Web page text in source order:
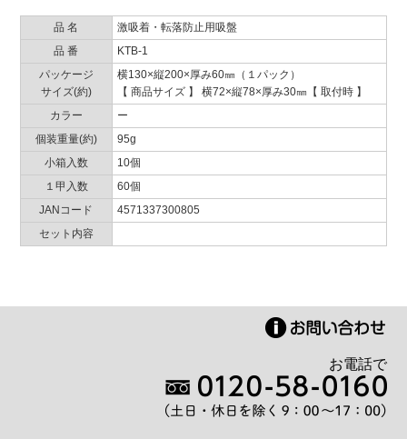
品 名
激吸着・転落防止用吸盤
品 番
KTB-1
パッケージ
サイズ(約)
横130×縦200×厚み60㎜（１パック）
【 商品サイズ 】 横72×縦78×厚み30㎜【 取付時 】
カラー
ー
個装重量(約)
95g
小箱入数
10個
１甲入数
60個
JANコード
4571337300805
セット内容
お電話で